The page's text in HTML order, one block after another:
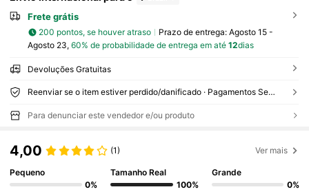
Frete grátis
200 pontos, se houver atraso Prazo de entrega: Agosto 15 -
Agosto 23, 60% de probabilidade de entrega em até 12dias
Devoluções Gratuitas
Reenviar se o item estiver perdido/danificado · Pagamentos Seguros · Proteção de privacidade
Para denunciar este vendedor e/ou produto
4,00 (1) Ver mais
Pequeno
0%
Tamanho Real
100%
Grande
0%